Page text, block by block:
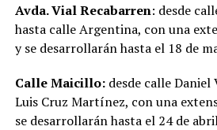
Avda. Vial Recabarren: desde
hasta calle Argentina, con una
y se desarrollarán hasta el 18 de
Calle Maicillo:desde calle Daniel
Luis Cruz Martínez, con una
se desarrollarán hasta el 24 de